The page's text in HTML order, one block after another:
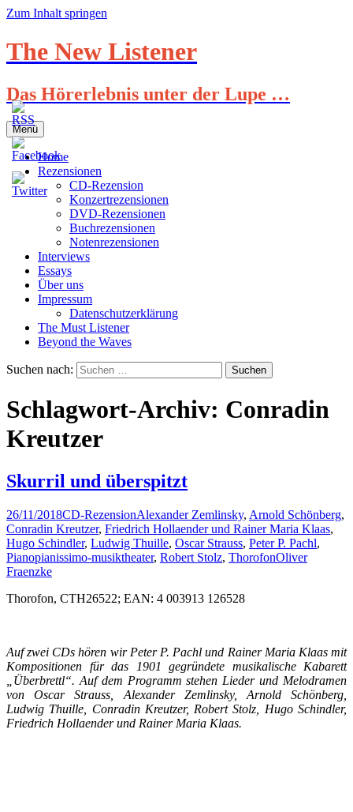
Zum Inhalt springen
The New Listener
Das Hörerlebnis unter der Lupe …
Menü
Home
Rezensionen
CD-Rezension
Konzertrezensionen
DVD-Rezensionen
Buchrezensionen
Notenrezensionen
Interviews
Essays
Über uns
Impressum
Datenschutzerklärung
The Must Listener
Beyond the Waves
Suchen nach:
Schlagwort-Archiv: Conradin
Kreutzer
Skurril und überspitzt
26/11/2018CD-RezensionAlexander Zemlinsky, Arnold Schönberg,
Conradin Kreutzer, Friedrich Hollaender und Rainer Maria Klaas,
Hugo Schindler, Ludwig Thuille, Oscar Strauss, Peter P. Pachl,
Pianopianissimo-musiktheater, Robert Stolz, ThorofonOliver
Fraenzke
Thorofon, CTH26522; EAN: 4 003913 126528
Auf zwei CDs hören wir Peter P. Pachl und Rainer Maria Klaas mit
Kompositionen für das 1901 gegründete musikalische Kabarett
„Überbrettl“. Auf dem Programm stehen Lieder und Melodramen
von Oscar Strauss, Alexander Zemlinsky, Arnold Schönberg,
Ludwig Thuille, Conradin Kreutzer, Robert Stolz, Hugo Schindler,
Friedrich Hollaender und Rainer Maria Klaas.